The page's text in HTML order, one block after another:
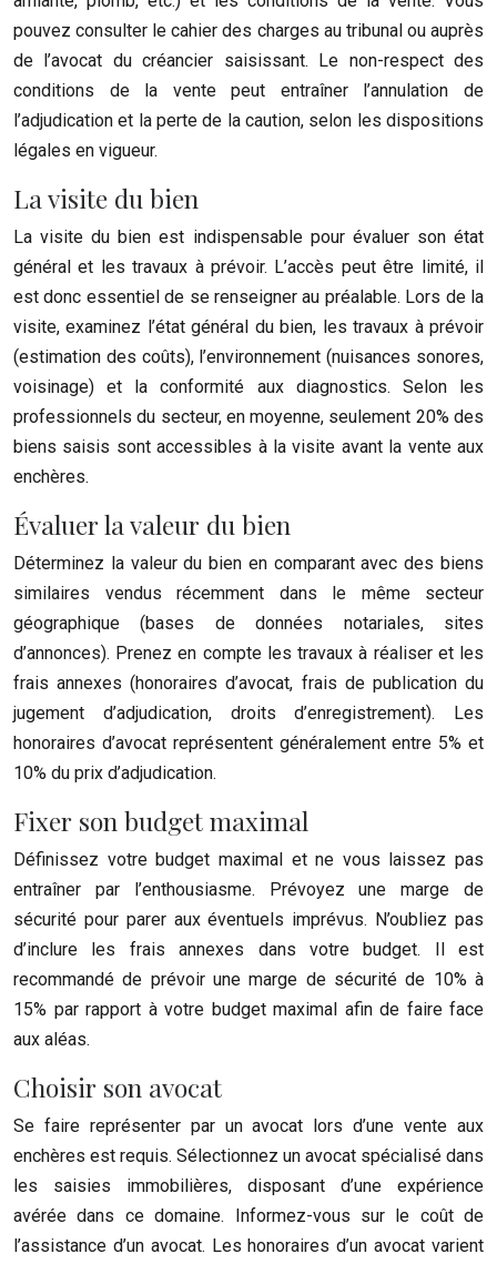
pouvez consulter le cahier des charges au tribunal ou auprès
de l’avocat du créancier saisissant. Le non-respect des
conditions de la vente peut entraîner l’annulation de
l’adjudication et la perte de la caution, selon les dispositions
légales en vigueur.
La visite du bien
La visite du bien est indispensable pour évaluer son état
général et les travaux à prévoir. L’accès peut être limité, il
est donc essentiel de se renseigner au préalable. Lors de la
visite, examinez l’état général du bien, les travaux à prévoir
(estimation des coûts), l’environnement (nuisances sonores,
voisinage) et la conformité aux diagnostics. Selon les
professionnels du secteur, en moyenne, seulement 20% des
biens saisis sont accessibles à la visite avant la vente aux
enchères.
Évaluer la valeur du bien
Déterminez la valeur du bien en comparant avec des biens
similaires vendus récemment dans le même secteur
géographique (bases de données notariales, sites
d’annonces). Prenez en compte les travaux à réaliser et les
frais annexes (honoraires d’avocat, frais de publication du
jugement d’adjudication, droits d’enregistrement). Les
honoraires d’avocat représentent généralement entre 5% et
10% du prix d’adjudication.
Fixer son budget maximal
Définissez votre budget maximal et ne vous laissez pas
entraîner par l’enthousiasme. Prévoyez une marge de
sécurité pour parer aux éventuels imprévus. N’oubliez pas
d’inclure les frais annexes dans votre budget. Il est
recommandé de prévoir une marge de sécurité de 10% à
15% par rapport à votre budget maximal afin de faire face
aux aléas.
Choisir son avocat
Se faire représenter par un avocat lors d’une vente aux
enchères est requis. Sélectionnez un avocat spécialisé dans
les saisies immobilières, disposant d’une expérience
avérée dans ce domaine. Informez-vous sur le coût de
l’assistance d’un avocat. Les honoraires d’un avocat varient